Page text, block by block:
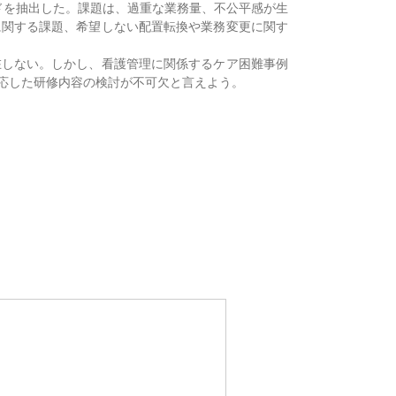
抽出した。課題は、過重な業務量、不公平感が生
する課題、希望しない配置転換や業務変更に関す
ない。しかし、看護管理に関係するケア困難事例
た研修内容の検討が不可欠と言えよう。